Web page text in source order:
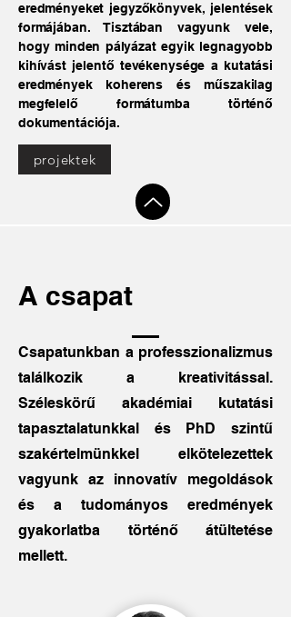
eredményeket jegyzőkönyvek, jelentések
formájában. Tisztában vagyunk vele,
hogy minden pályázat egyik legnagyobb
kihívást jelentő tevékenysége a kutatási
eredmények koherens és műszakilag
megfelelő formátumba történő
dokumentációja.
projektek
A csapat
Csapatunkban a professzionalizmus
találkozik a kreativitással.
Széleskörű akadémiai kutatási
tapasztalatunkkal és PhD szintű
szakértelmünkkel elkötelezettek
vagyunk az innovatív megoldások
és a tudományos eredmények
gyakorlatba történő átültetése
mellett.